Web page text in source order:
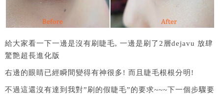
給大家看一下一邊是沒有刷睫毛, 一邊是刷了2層dejavu 放肆
驚艶超長進化版
右邊的眼睛已經瞬間變得有神很多! 而且睫毛根根分明!
不過這還沒有達到我對”刷的假睫毛”的要求~~~下一個步驟要